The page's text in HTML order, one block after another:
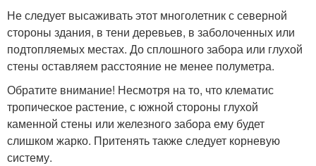
Не следует высаживать этот многолетник с северной
стороны здания, в тени деревьев, в заболоченных или
подтопляемых местах. До сплошного забора или глухой
стены оставляем расстояние не менее полуметра.
Обратите внимание! Несмотря на то, что клематис
тропическое растение, с южной стороны глухой
каменной стены или железного забора ему будет
слишком жарко. Притенять также следует корневую
систему.